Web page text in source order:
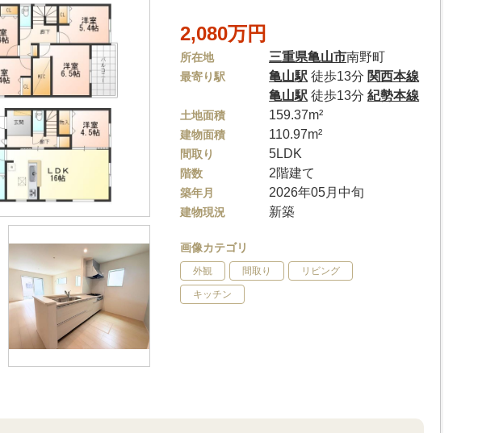
2,080万円
所在地 三重県亀山市南野町
最寄り駅 亀山駅 徒歩13分 関西本線
亀山駅 徒歩13分紀勢本線
土地面積 159.37m²
建物面積 110.97m²
間取り 5LDK
階数 2階建て
築年月 2026年05月中旬
建物現況 新築
画像カテゴリ
外観 間取り リビング
キッチン